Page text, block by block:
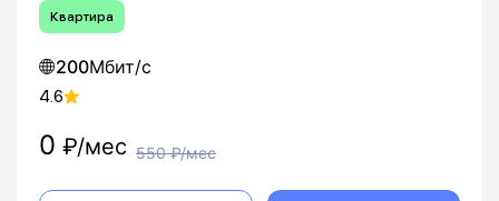
Квартира
200Мбит/с
4.6
0 ₽/мес 550₽/мес